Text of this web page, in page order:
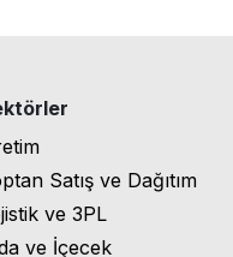
Satış ve Dağıtım
ve 3PL
ve İçecek